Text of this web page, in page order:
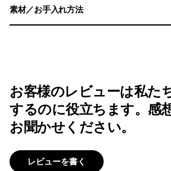
素材／お手入れ方法
お客様のレビューは私た
するのに役立ちます。感
お聞かせください。
レビューを書く